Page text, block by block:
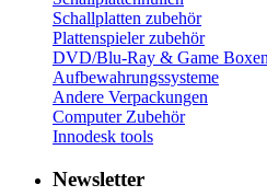
Schallplatten zubehör
Plattenspieler zubehör
DVD/Blu-Ray & Game Boxen
Aufbewahrungssysteme
Andere Verpackungen
Computer Zubehör
Innodesk tools
Newsletter